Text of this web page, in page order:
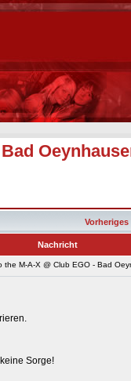
Vorheriges
Nachricht
M-A-X @ Club EGO - Bad
Sorge!